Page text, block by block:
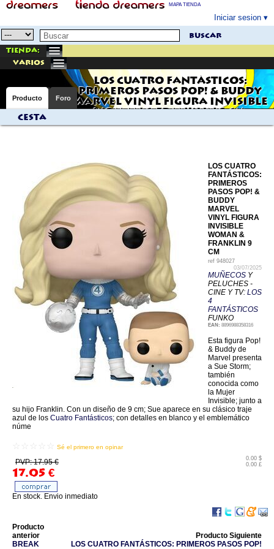
MAPA TIENDA
Iniciar sesion
buscar
Tienda:
varios
LOS CUATRO FANTÁSTICOS:
PRIMEROS PASOS POP! & BUDDY
MARVEL VINYL FIGURA INVISIBLE
WOMAN & FRANKLIN 9 CM
Producto Foro
Cesta
LOS CUATRO
FANTÁSTICOS:
PRIMEROS
PASOS POP! &
BUDDY
MARVEL
VINYL FIGURA
INVISIBLE
WOMAN &
FRANKLIN 9
CM
ref 948027
03/07/2025
MUÑECOS Y
PELUCHES -
CINE Y TV: LOS
4
FANTÁSTICOS
FUNKO
EAN: 8896988358316
Esta figura Pop!
& Buddy de
Marvel presenta
a Sue Storm;
también
conocida como
la Mujer
Invisible; junto a
su hijo Franklin. Con un diseño de 9 cm; Sue aparece en su clásico traje
azul de los Cuatro Fantásticos; con detalles en blanco y el emblemático
núme
Sé el primero en opinar
PVP: 17.95 €
17.05 €
0.00 $
0.00 £
En stock. Envio inmediato
Producto
anterior
BREAK
Producto Siguiente
LOS CUATRO FANTÁSTICOS: PRIMEROS PASOS POP!